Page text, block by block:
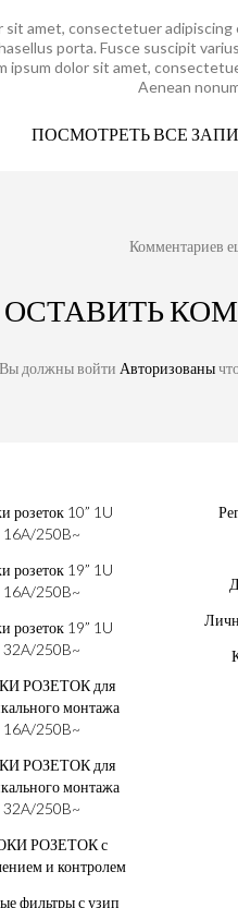
sit amet, consectetuer
porta. Fusce suscipit
ipsum dolor sit amet,
Aenean
ПОСМОТРЕТЬ ВСЕ
Комментариев
ОСТАВИТЬ
Вы должны войти Авторизованы
розеток 10” 1U
16A/250B~
розеток 19” 1U
16A/250B~
розеток 19” 1U
32A/250B~
РОЗЕТОК для
монтажа
16A/250B~
РОЗЕТОК для
монтажа
32A/250B~
РОЗЕТОК с
и контролем
фильтры с узип